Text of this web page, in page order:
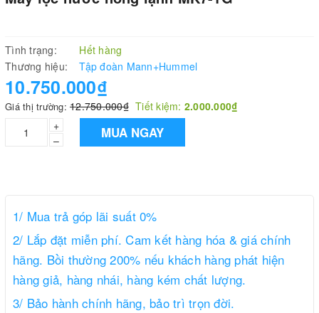
Tình trạng:
Hết hàng
Thương hiệu:
Tập đoàn Mann+Hummel
10.750.000₫
Giá thị trường: 12.750.000₫ Tiết kiệm: 2.000.000₫
+
–
MUA NGAY
1/ Mua trả góp lãi suất 0%
2/ Lắp đặt miễn phí. Cam kết hàng hóa & giá chính
hãng. Bồi thường 200% nếu khách hàng phát hiện
hàng giả, hàng nhái, hàng kém chất lượng.
3/ Bảo hành chính hãng, bảo trì trọn đời.